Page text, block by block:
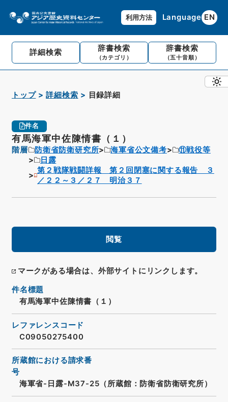
利用方法 Language EN
詳細検索 辞書検索
（カテゴリ）
辞書検索
（五十音順）
トップ 詳細検索 目録詳細
件名
有馬海軍中佐陳情書（１）
階層 防衛省防衛研究所 海軍省公文備考
⑪戦役等
日露
第２戦隊戦闘詳報 第２回閉塞に関する報告 ３
／２２～３／２７ 明治３７
閲覧
マークがある場合は、外部サイトにリンクします。
件名標題
有馬海軍中佐陳情書（１）
レファレンスコード
C09050275400
所蔵館における請求番
号
海軍省-日露-M37-25（所蔵館：防衛省防衛研究所）